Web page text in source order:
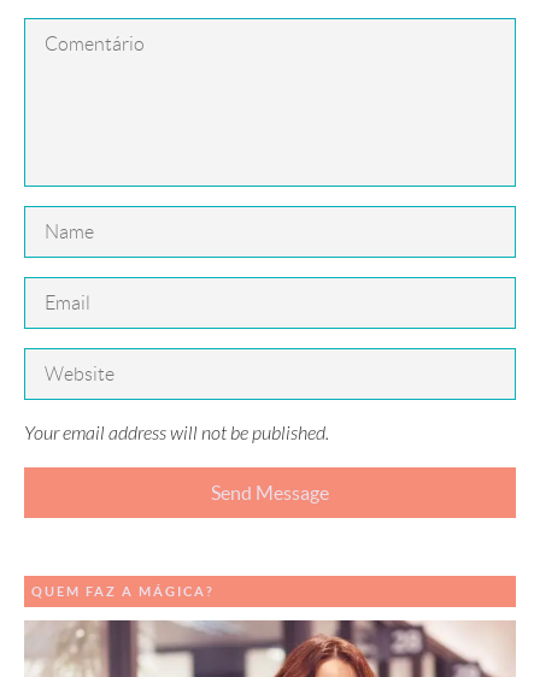
Your email address will not be published.
QUEM FAZ A MÁGICA?